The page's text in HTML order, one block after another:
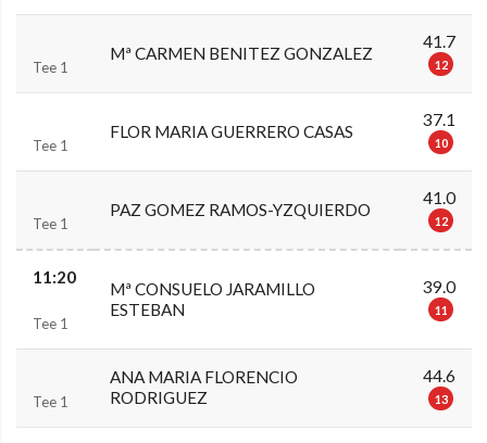
Tee 1
Mª CARMEN BENITEZ GONZALEZ
41.7
12
Tee 1
FLOR MARIA GUERRERO CASAS
37.1
10
Tee 1
PAZ GOMEZ RAMOS-YZQUIERDO
41.0
12
11:20
Tee 1
Mª CONSUELO JARAMILLO
ESTEBAN
39.0
11
Tee 1
ANA MARIA FLORENCIO
RODRIGUEZ
44.6
13